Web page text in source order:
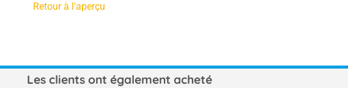
Retour à l'aperçu
Les clients ont également acheté